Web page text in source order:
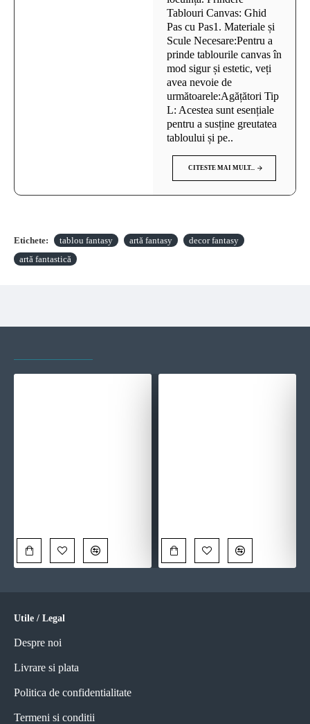
Tablouri Canvas: Ghid
Pas cu Pas1. Materiale și
Scule Necesare:Pentru a
prinde tablourile canvas în
mod sigur și estetic, veți
avea nevoie de
următoarele:Agățători Tip
L: Acestea sunt esențiale
pentru a susține greutatea
tabloului și pe..
CITESTE MAI MULT...
Etichete: tablou fantasy artă fantasy
decor fantasy
artă fantastică
Utile / Legal
Despre noi
Livrare si plata
Politica de confidentialitate
Termeni si conditii